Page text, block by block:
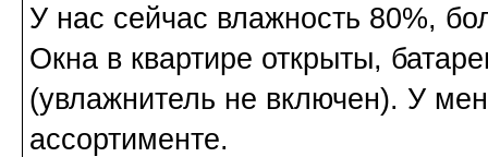
У нас сейчас влажность 80%,
Окна в квартире открыты,
(увлажнитель не включен). У
ассортименте.